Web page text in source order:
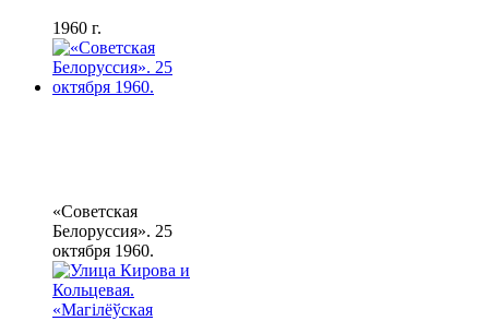
1960 г.
«Советская
Белоруссия». 25
октября 1960.